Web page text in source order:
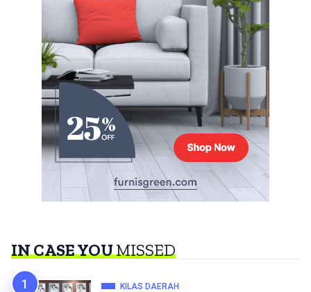
IN CASE YOUMISSED
KILAS DAERAH